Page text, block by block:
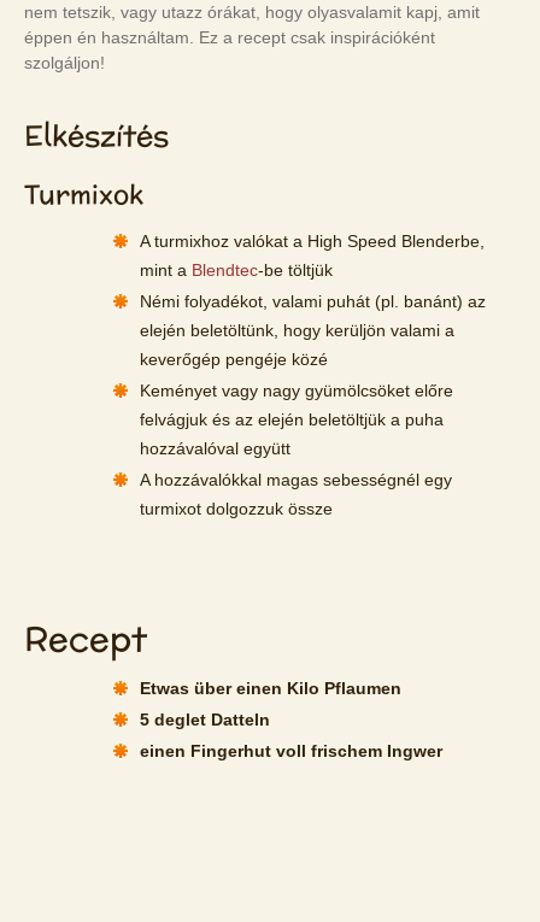
nem tetszik, vagy utazz órákat, hogy olyasvalamit kapj, amit
éppen én használtam. Ez a recept csak inspirációként
szolgáljon!
Elkészítés
Turmixok
A turmixhoz valókat a High Speed Blenderbe,
mint a Blendtec-be töltjük
Némi folyadékot, valami puhát (pl. banánt) az
elején beletöltünk, hogy kerüljön valami a
keverőgép pengéje közé
Keményet vagy nagy gyümölcsöket előre
felvágjuk és az elején beletöltjük a puha
hozzávalóval együtt
A hozzávalókkal magas sebességnél egy
turmixot dolgozzuk össze
Recept
Etwas über einen Kilo Pflaumen
5 deglet Datteln
einen Fingerhut voll frischem Ingwer